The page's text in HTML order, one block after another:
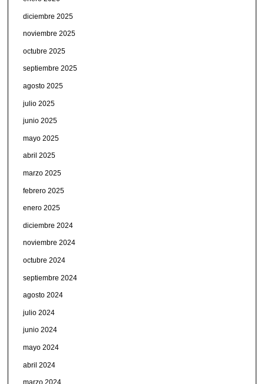
diciembre 2025
noviembre 2025
octubre 2025
septiembre 2025
agosto 2025
julio 2025
junio 2025
mayo 2025
abril 2025
marzo 2025
febrero 2025
enero 2025
diciembre 2024
noviembre 2024
octubre 2024
septiembre 2024
agosto 2024
julio 2024
junio 2024
mayo 2024
abril 2024
marzo 2024